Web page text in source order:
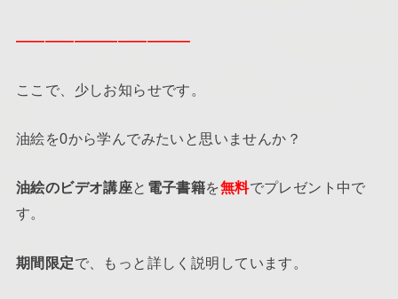
————————————
ここで、少しお知らせです。
油絵を0から学んでみたいと思いませんか？
油絵のビデオ講座と 電子書籍を無料でプレゼント中で
す。
期間限定で、もっと詳しく説明しています。